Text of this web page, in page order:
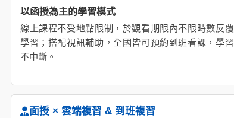
以函授為主的學習模式
線上課程不受地點限制，於觀看期限內不限時數反覆
學習；搭配視訊輔助，全國皆可預約到班看課，學習
不中斷。
面授 × 雲端複習 & 到班複習